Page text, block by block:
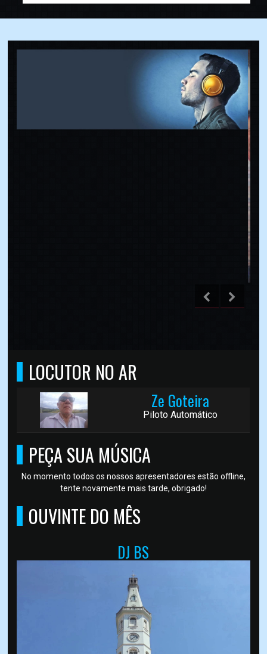
LOCUTOR NO AR
Ze Goteira
Piloto Automático
PEÇA SUA MÚSICA
No momento todos os nossos apresentadores estão offline,
tente novamente mais tarde, obrigado!
OUVINTE DO MÊS
DJ BS